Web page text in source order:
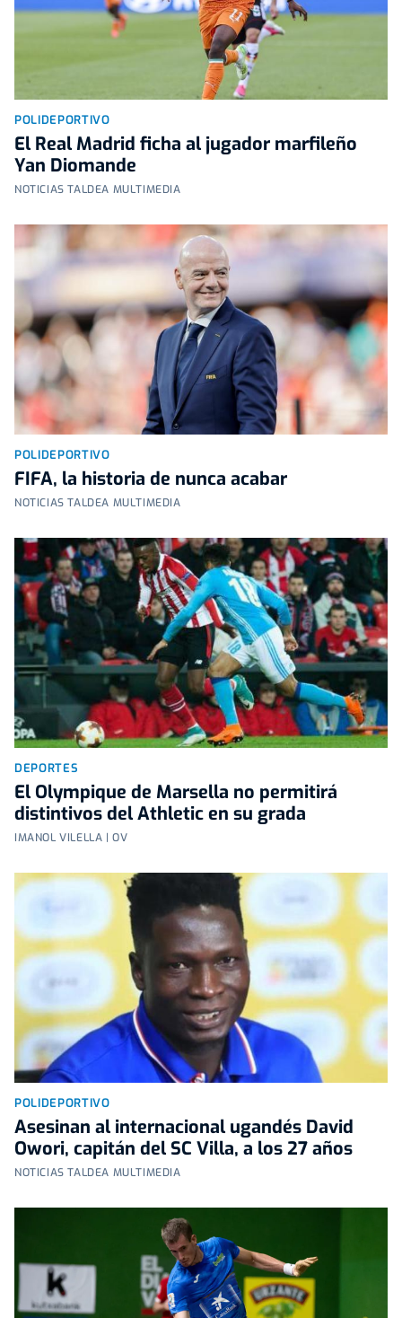
POLIDEPORTIVO
El Real Madrid ficha al jugador marfileño
Yan Diomande
NOTICIAS TALDEA MULTIMEDIA
POLIDEPORTIVO
FIFA, la historia de nunca acabar
NOTICIAS TALDEA MULTIMEDIA
DEPORTES
El Olympique de Marsella no permitirá
distintivos del Athletic en su grada
IMANOL VILELLA | OV
POLIDEPORTIVO
Asesinan al internacional ugandés David
Owori, capitán del SC Villa, a los 27 años
NOTICIAS TALDEA MULTIMEDIA